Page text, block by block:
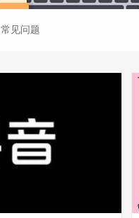
常见问题